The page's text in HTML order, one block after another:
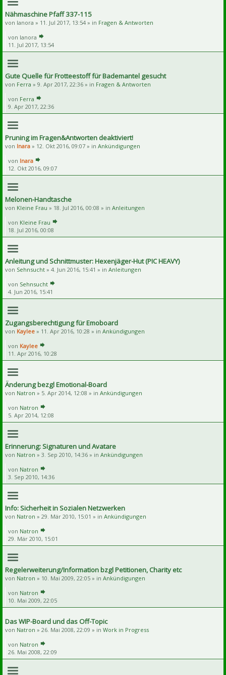
Nähmaschine Pfaff 337-115
von lanora » 11. Jul 2017, 13:54 » in Fragen & Antworten
von lanora
11. Jul 2017, 13:54
Gute Quelle für Frotteestoff für Bademantel gesucht
von Ferra » 9. Apr 2017, 22:36 » in Fragen & Antworten
von Ferra
9. Apr 2017, 22:36
Pruning im Fragen&Antworten deaktiviert!
von Inara » 12. Okt 2016, 09:07 » in Ankündigungen
von Inara
12. Okt 2016, 09:07
Melonen-Handtasche
von Kleine Frau » 18. Jul 2016, 00:08 » in Anleitungen
von Kleine Frau
18. Jul 2016, 00:08
Anleitung und Schnittmuster: Hexenjäger-Hut (PIC HEAVY)
von Sehnsucht » 4. Jun 2016, 15:41 » in Anleitungen
von Sehnsucht
4. Jun 2016, 15:41
Zugangsberechtigung für Emoboard
von Kaylee » 11. Apr 2016, 10:28 » in Ankündigungen
von Kaylee
11. Apr 2016, 10:28
Änderung bezgl Emotional-Board
von Natron » 5. Apr 2014, 12:08 » in Ankündigungen
von Natron
5. Apr 2014, 12:08
Erinnerung: Signaturen und Avatare
von Natron » 3. Sep 2010, 14:36 » in Ankündigungen
von Natron
3. Sep 2010, 14:36
Info: Sicherheit in Sozialen Netzwerken
von Natron » 29. Mär 2010, 15:01 » in Ankündigungen
von Natron
29. Mär 2010, 15:01
Regelerweiterung/Information bzgl Petitionen, Charity etc
von Natron » 10. Mai 2009, 22:05 » in Ankündigungen
von Natron
10. Mai 2009, 22:05
Das WIP-Board und das Off-Topic
von Natron » 26. Mai 2008, 22:09 » in Work in Progress
von Natron
26. Mai 2008, 22:09